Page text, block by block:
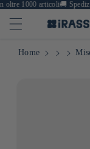
1000 articoli🚚
Home